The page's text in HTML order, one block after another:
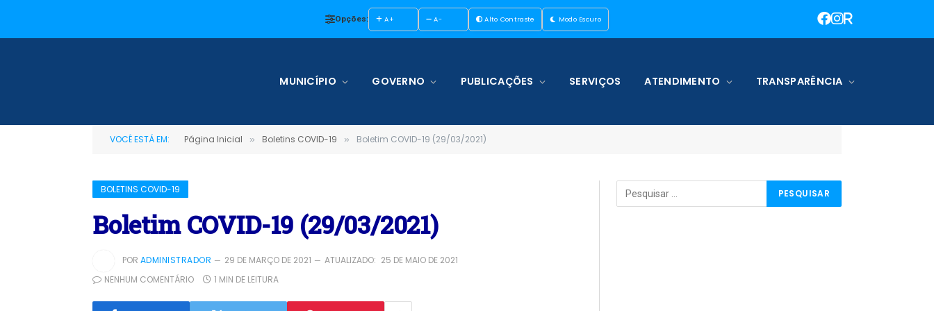
Opções: A+ A- Alto Contraste Modo Escuro
MUNICÍPIO GOVERNO PUBLICAÇÕES SERVIÇOS ATENDIMENTO TRANSPARÊNCIA
VOCÊ ESTÁ EM: Página Inicial » Boletins COVID-19 » Boletim COVID-19 (29/03/2021)
BOLETINS COVID-19
Boletim COVID-19 (29/03/2021)
POR ADMINISTRADOR 29 DE MARÇO DE 2021 ATUALIZADO: 25 DE MAIO DE 2021
NENHUM COMENTÁRIO
1 MIN DE LEITURA